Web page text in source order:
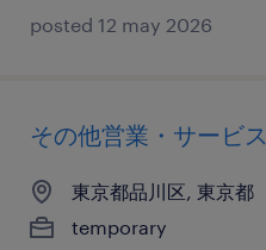
posted 12 may 2026
その他営業・サービス
東京都品川区, 東京都
temporary